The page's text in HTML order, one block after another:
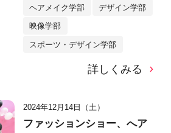
ヘアメイク学部 デザイン学部
映像学部
スポーツ・デザイン学部
詳しくみる
2024年12月14日（土）
ファッションショー、へア